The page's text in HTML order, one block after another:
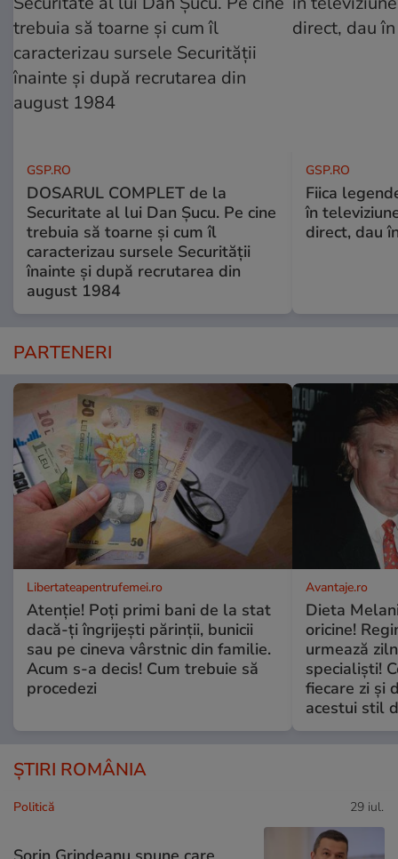
GSP.RO
DOSARUL COMPLET de la
Securitate al lui Dan Șucu. Pe cine
trebuia să toarne și cum îl
caracterizau sursele Securității
înainte și după recrutarea din
august 1984
GSP.RO
Fiica
în
direct, dau
PARTENERI
Libertateapentrufemei.ro
Atenție! Poți primi bani de la stat
dacă-ți îngrijești părinții, bunicii
sau pe cineva vârstnic din familie.
Acum s-a decis! Cum trebuie să
procedezi
Avantaje.ro
Dieta
oricine!
urmează
specialiști!
fiecare zi și
acestui stil
ȘTIRI ROMÂNIA
Politică 29 iul.